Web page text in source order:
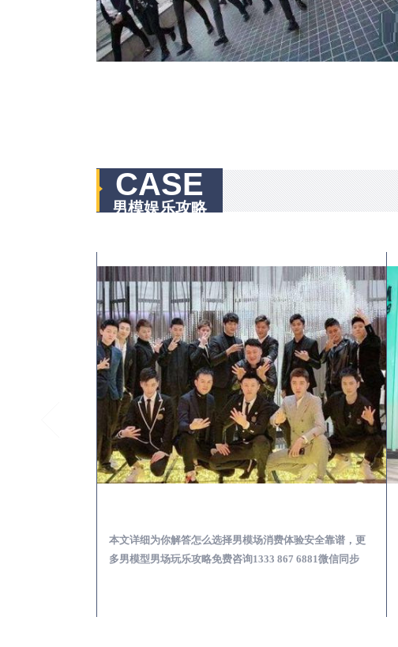
CASE
男模娱乐攻略
本文详细为你解答怎么选择男模场消费体验安全靠谱，更
多男模型男场玩乐攻略免费咨询1333 867 6881微信同步